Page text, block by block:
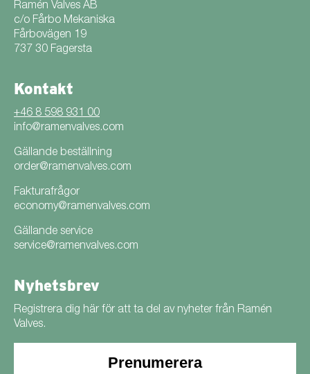
Ramén Valves AB
c/o Fårbo Mekaniska
Fårbovägen 19
737 30 Fagersta
Kontakt
+46 8 598 931 00
info@ramenvalves.com
Gällande beställning
order@ramenvalves.com
Fakturafrågor
economy@ramenvalves.com
Gällande service
service@ramenvalves.com
Nyhetsbrev
Registrera dig här för att ta del av nyheter från Ramén
Valves.
Prenumerera